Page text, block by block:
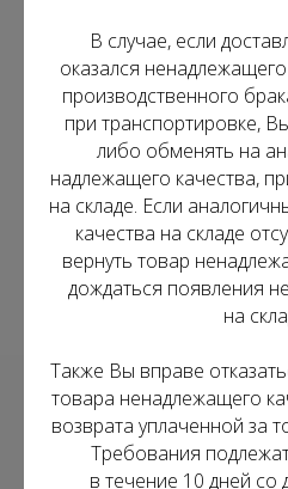
В случае, если
оказался
производственного
при транспортировке,
либо обменять на
надлежащего качества,
на складе. Если
качества на складе
вернуть товар
дождаться появления
на
Также Вы вправе
товара ненадлежащего
возврата уплаченной за
Требования
в течение 10 дней со